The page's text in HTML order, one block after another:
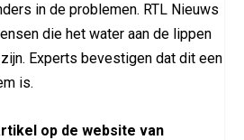
in de problemen. RTL Nieuws
die het water aan de lippen
Experts bevestigen dat dit een
is.
op de website van